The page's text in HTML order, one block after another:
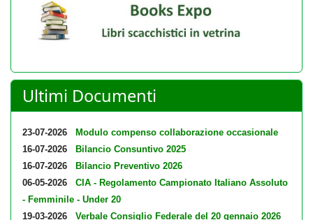
Ultimi Documenti
23-07-2026
Modulo compenso collaborazione occasionale
16-07-2026
Bilancio Consuntivo 2025
16-07-2026
Bilancio Preventivo 2026
06-05-2026
CIA - Regolamento Campionato Italiano Assoluto
- Femminile - Under 20
19-03-2026
Verbale Consiglio Federale del 20 gennaio 2026